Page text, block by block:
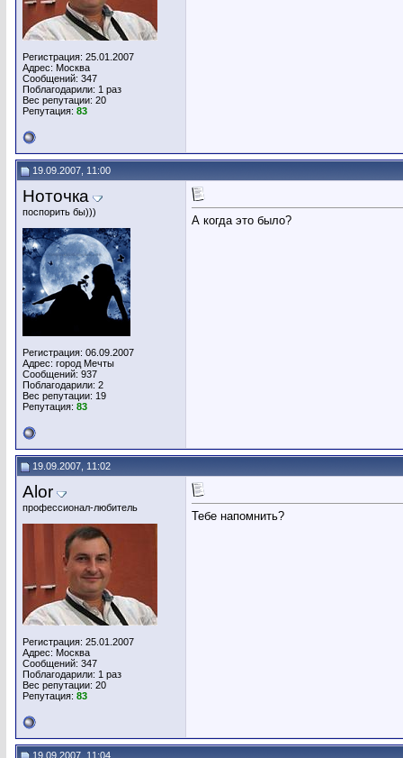
Регистрация: 25.01.2007
Адрес: Москва
Сообщений: 347
Поблагодарили: 1 раз
Вес репутации: 20
Репутация: 83
19.09.2007, 11:00
Ноточка
поспорить бы)))
Регистрация: 06.09.2007
Адрес: город Мечты
Сообщений: 937
Поблагодарили: 2
Вес репутации: 19
Репутация: 83
А когда это было?
19.09.2007, 11:02
Alor
профессионал-любитель
Регистрация: 25.01.2007
Адрес: Москва
Сообщений: 347
Поблагодарили: 1 раз
Вес репутации: 20
Репутация: 83
Тебе напомнить?
19.09.2007, 11:04